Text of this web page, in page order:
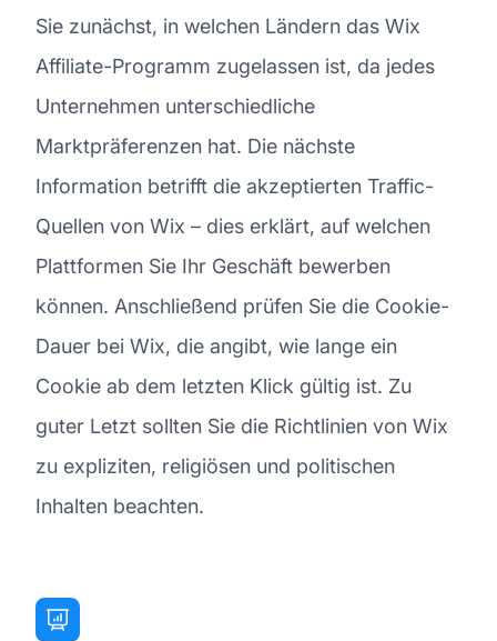
Sie zunächst, in welchen Ländern das Wix
Affiliate-Programm zugelassen ist, da jedes
Unternehmen unterschiedliche
Marktpräferenzen hat. Die nächste
Information betrifft die akzeptierten Traffic-
Quellen von Wix – dies erklärt, auf welchen
Plattformen Sie Ihr Geschäft bewerben
können. Anschließend prüfen Sie die Cookie-
Dauer bei Wix, die angibt, wie lange ein
Cookie ab dem letzten Klick gültig ist. Zu
guter Letzt sollten Sie die Richtlinien von Wix
zu expliziten, religiösen und politischen
Inhalten beachten.